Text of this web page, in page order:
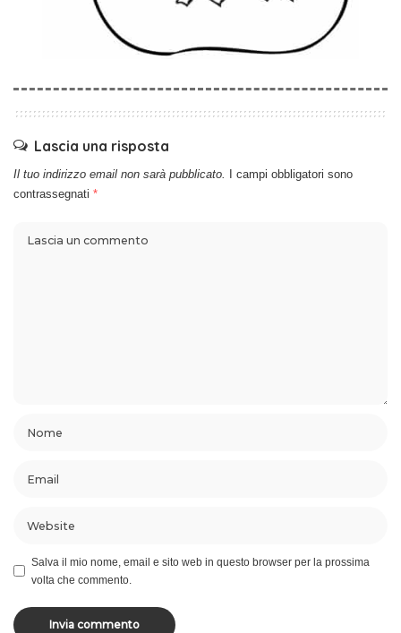
Lascia una risposta
Il tuo indirizzo email non sarà pubblicato. I campi obbligatori sono
contrassegnati *
Salva il mio nome, email e sito web in questo browser per la prossima
volta che commento.